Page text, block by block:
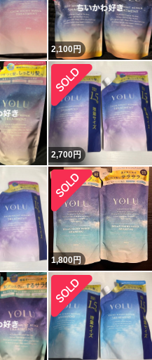
2,100円
2,700円
1,800円